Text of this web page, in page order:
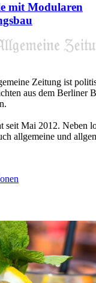
mit Modularen
Zeitung ist
aus dem Berliner
seit Mai 2012. Neben
allgemeine und